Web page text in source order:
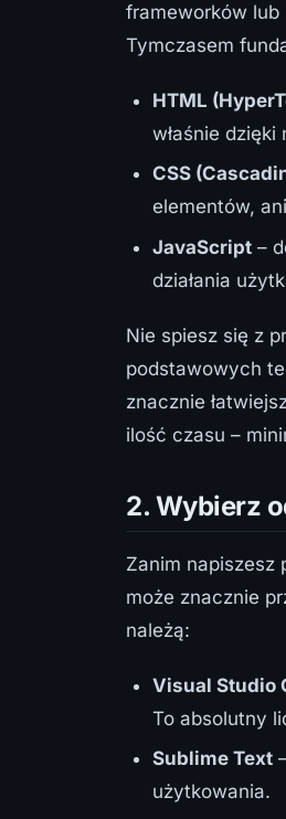
frameworków lub
Tymczasem
HTML
właśnie
CSS
elementów,
JavaScript –
działania
Nie spiesz się z
podstawowych
znacznie
ilość czasu –
2. Wybierz
Zanim napiszesz
może znacznie
należą:
Visual Studio
To absolutny
Sublime Text
użytkowania.